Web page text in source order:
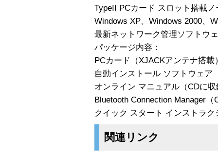
TypeII PCカード スロット搭載ノ
Windows XP、Windows 2000、
最新ネットワーク管理ソフトウ
パッケージ内容：
PCカード（XJACKアンテナ搭載
自動インストール ソフトウェア
オンライン マニュアル（CDに収
Bluetooth Connection Manager（
クイック スタート インストラク
関連リンク